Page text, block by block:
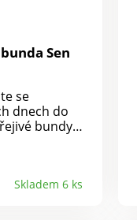
Sen
se
dnech do
bundy
cca 70
Skladem 6 ks